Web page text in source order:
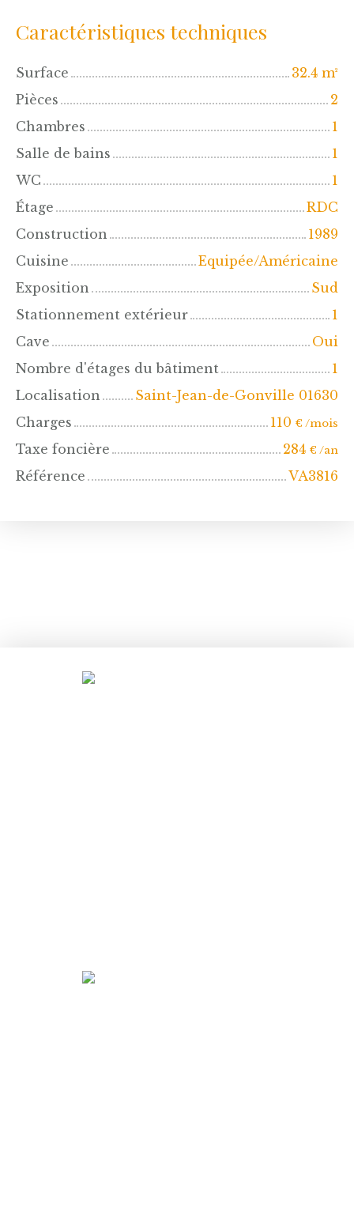
Caractéristiques techniques
Surface 32.4 m²
Pièces
2
Chambres
1
Salle de bains
1
WC
1
Étage
RDC
Construction
1989
Cuisine
Equipée/Américaine
Exposition
Sud
Stationnement extérieur
1
Cave
Oui
Nombre d'étages du bâtiment
1
Localisation
Saint-Jean-de-Gonville 01630
Charges
110 € /mois
Taxe foncière 284 € /an
Référence VA3816